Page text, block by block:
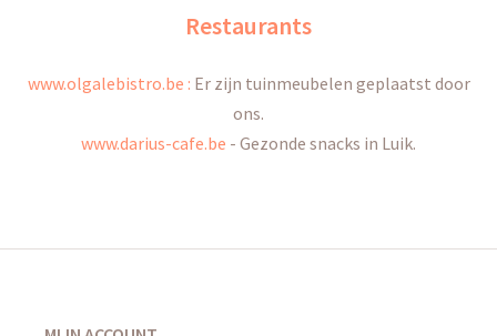
Restaurants
www.olgalebistro.be : Er zijn tuinmeubelen geplaatst door
ons.
www.darius-cafe.be - Gezonde snacks in Luik.